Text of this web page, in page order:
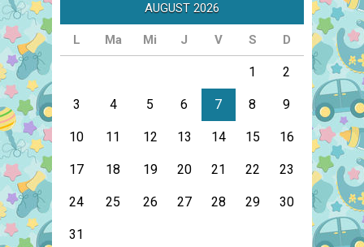
AUGUST 2026
L Ma Mi J V S D
1 2
3 4 5 6 7 8 9
10 11 12 13 14 15 16
17 18 19 20 21 22 23
24 25 26 27 28 29 30
31